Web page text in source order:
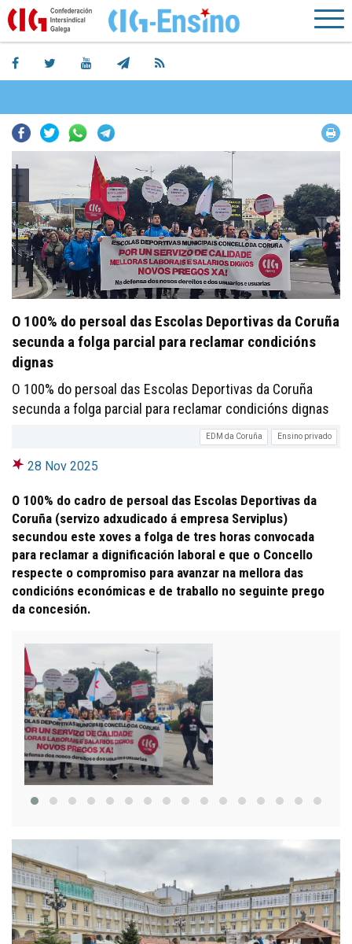
Facebook
TwitterWhatsapp
O 100% do persoal das Escolas Deportivas da Coruña
secunda a folga parcial para reclamar condicións
dignas
O 100% do persoal das Escolas Deportivas da Coruña
secunda a folga parcial para reclamar condicións dignas
EDM da Coruña Ensino privado
28 Nov 2025
O 100% do cadro de persoal das Escolas Deportivas da
Coruña (servizo adxudicado á empresa Serviplus)
secundou este xoves a folga de tres horas convocada
para reclamar a dignificación laboral e que o Concello
respecte o compromiso para avanzar na mellora das
condicións económicas e de traballo no seguinte prego
da concesión.